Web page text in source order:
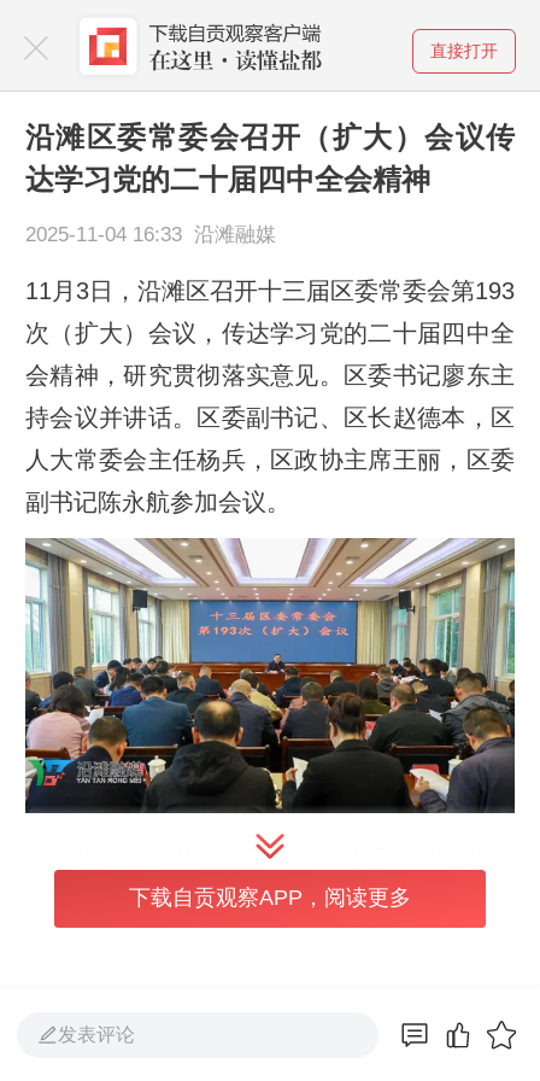
直接打开
沿滩区委常委会召开（扩大）会议传
达学习党的二十届四中全会精神
2025-11-04 16:33 沿滩融媒
11月3日，沿滩区召开十三届区委常委会第193
次（扩大）会议，传达学习党的二十届四中全
会精神，研究贯彻落实意见。区委书记廖东主
持会议并讲话。区委副书记、区长赵德本，区
人大常委会主任杨兵，区政协主席王丽，区委
副书记陈永航参加会议。
会议指出，党的二十届四中全会是接续推进中
国式现代化建设的又一次总动员、总部署；是
的会议。四中全会明确的“六个坚持”，为我们
下载自贡观察APP，阅读更多
发表评论